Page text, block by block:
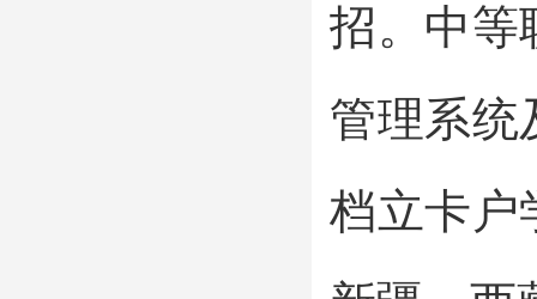
招。中等
管理系统
档立卡户